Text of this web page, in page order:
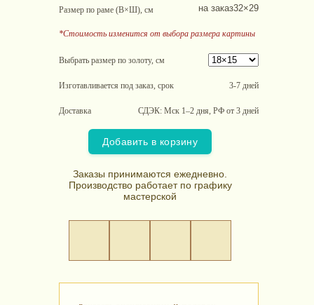
Размер по раме (В×Ш), см 32×29
на заказ
*Стоимость изменится от выбора размера картины
Выбрать размер по золоту, см
Изготавливается под заказ, срок 3-7 дней
Доставка СДЭК: Мск 1–2 дня, РФ от 3 дней
Добавить в корзину
Заказы принимаются ежедневно.
Производство работает по графику
мастерской